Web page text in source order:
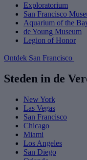
Exploratorium
San Francisco
Aquarium of the
de Young Museum
Legion of Honor
Ontdek San Francisco
Steden in de
New York
Las Vegas
San Francisco
Chicago
Miami
Los Angeles
San Diego